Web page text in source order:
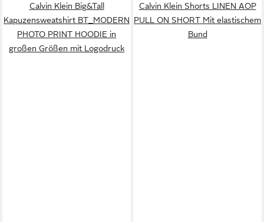
Calvin Klein Big&Tall
Kapuzensweatshirt BT_MODERN
PHOTO PRINT HOODIE in
großen Größen mit Logodruck
Calvin Klein Shorts LINEN AOP
PULL ON SHORT Mit elastischem
Bund